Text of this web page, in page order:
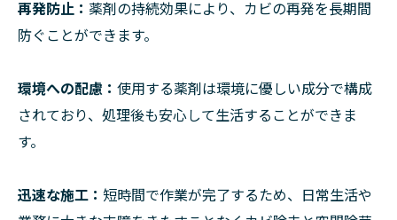
再発防止： 薬剤の持続効果により、カビの再発を長期間
防ぐことができます。
環境への配慮： 使用する薬剤は環境に優しい成分で構成
されており、処理後も安心して生活することができま
す。
迅速な施工： 短時間で作業が完了するため、日常生活や